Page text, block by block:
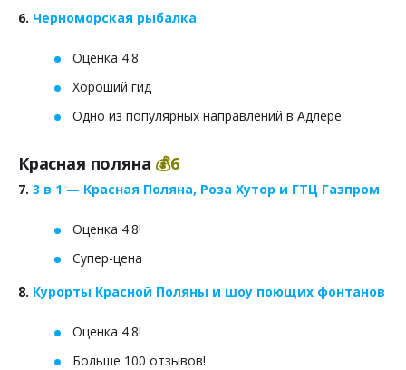
6. Черноморская рыбалка
Оценка 4.8
Хороший гид
Одно из популярных направлений в Адлере
Красная поляна 💰6
7. 3 в 1 — Красная Поляна, Роза Хутор и ГТЦ Газпром
Оценка 4.8!
Супер-цена
8. Курорты Красной Поляны и шоу поющих фонтанов
Оценка 4.8!
Больше 100 отзывов!